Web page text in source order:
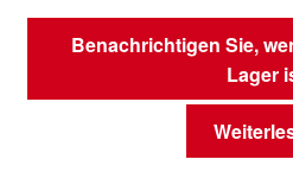
Benachrichtigen Sie,
Lager